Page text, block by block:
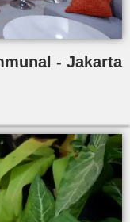
- Jakarta